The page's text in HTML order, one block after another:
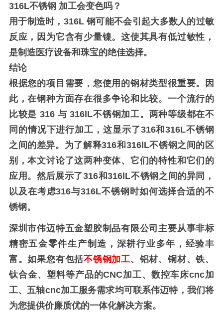
316L不锈钢 加工会变色吗？
用于制造时，316L 钢可能不会引起大多数人的过敏
反应，因为它含有少量镍。这使其具有低过敏性，
是制造医疗设备和珠宝的绝佳选择。
结论
根据您的项目需要，您使用的钢材类型很重要。因
此，在钢种方面存在很多争论和比较。一个流行的
比较是 316 与 316lL不锈钢加工。两种等级都在不
同的情况下进行加工，这显示了316和316L不锈钢
之间的差异。为了解释316和316lL不锈钢之间的区
别，本文讨论了这两种变体、它们的特性和它们的
应用。然后展示了316和316lL不锈钢之间的异同，
以及在考虑316与316L不锈钢时如何选择合适的不
锈钢。
深圳市伟迈特五金塑胶制品有限公司主要从事非标
精密五金零件生产制造，深耕行业多年，经验丰
富。如果您有包括不锈钢加工、铝材、铜材、铁、
钛合金、塑料等产品的CNC加工、数控车床cnc加
工、五轴cnc加工服务需求均可联系伟迈特，我们将
为您提供价廉质优的一体化解决方案。